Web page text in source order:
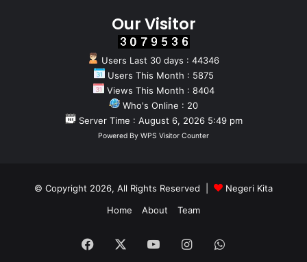
Our Visitor
Users Last 30 days : 44346
Users This Month : 5875
Views This Month : 8404
Who's Online : 20
Server Time : August 6, 2026 5:49 pm
Powered By WPS Visitor Counter
© Copyright 2026, All Rights Reserved |
Negeri Kita
Home
About Team
Facebook YouTubeInstagramWhatsApp